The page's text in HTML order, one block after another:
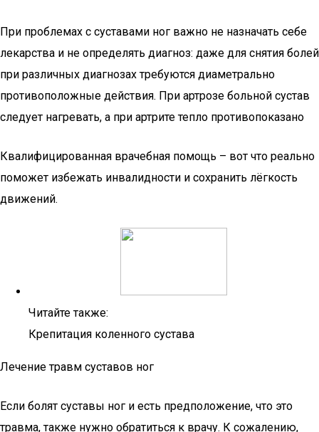
При проблемах с суставами ног важно не назначать себе
лекарства и не определять диагноз: даже для снятия болей
при различных диагнозах требуются диаметрально
противоположные действия. При артрозе больной сустав
следует нагревать, а при артрите тепло противопоказано
Квалифицированная врачебная помощь – вот что реально
поможет избежать инвалидности и сохранить лёгкость
движений.
Читайте также:
Крепитация коленного сустава
Лечение травм суставов ног
Если болят суставы ног и есть предположение, что это
травма, также нужно обратиться к врачу. К сожалению,